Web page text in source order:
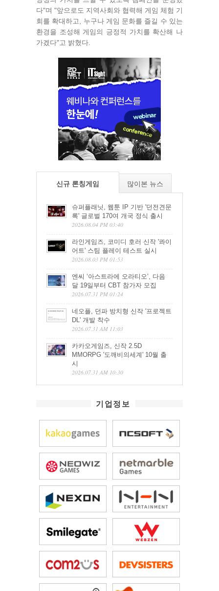
다"며 "앞으로도 지역사회와 협력해 게임 체험 기
회를 확대하고, 누구나 게임 문화를 즐길 수 있는
환경을 조성해 게임의 긍정적 가치를 확산해 나
가겠다"고 밝혔다.
신규 론칭게임 많이본 뉴스
슈퍼플래닛, 웹툰 IP 기반 '던전견문
록' 글로벌 170여 개국 정식 출시
2026.08.04 PM 03:40
라인게임즈, 코미디 호러 신작 '콰이
어트' 스팀 플레이 테스트 실시
2026.08.03 PM 01:53
엔씨 ‘아스트라에 오라티오’, 다음
달 19일부터 CBT 참가자 모집
2026.07.31 PM 01:24
네오플, 던파 방치형 신작 '프로젝트
DL' 개발 착수
2026.07.31 AM 11:03
카카오게임즈, 신작 2.5D
MMORPG '도깨비의세계' 10월 출
시
2026.07.31 AM 10:30
기업정보